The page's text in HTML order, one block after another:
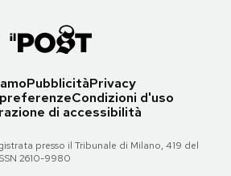
PubblicitàPrivacy
Condizioni d'uso
di accessibilità
presso il Tribunale di Milano, 419 del
2610-9980